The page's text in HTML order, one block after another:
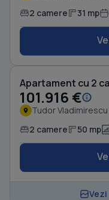
2 camere 31 mp
Apartament cu 2
101.916 €
Tudor Vladimirescu
2 camere 50 mp